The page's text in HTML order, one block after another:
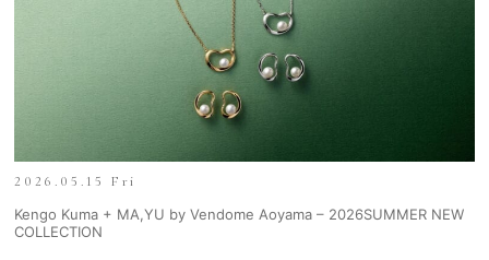
2026.05.15 Fri
Kengo Kuma + MA,YU by Vendome Aoyama – 2026SUMMER NEW
COLLECTION